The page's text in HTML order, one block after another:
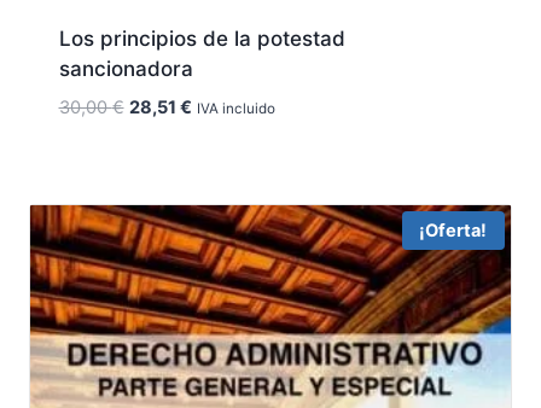
Los principios de la potestad
sancionadora
30,00€ El
30,00 €.
28,51 €El
28,51 €.
IVA incluido
¡Oferta!